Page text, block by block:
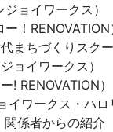
ョイワークス）
！RENOVATION
まちづくりスクー
ョイワークス）
! RENOVATION）
ワークス・ハロ
係者からの紹介